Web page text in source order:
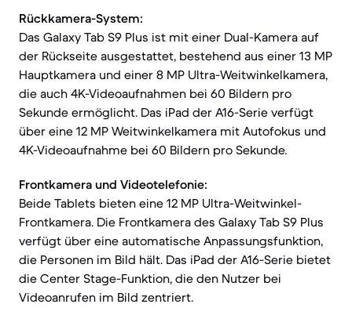
Rückkamera-System:
Das Galaxy Tab S9 Plus ist mit einer Dual-Kamera auf
der Rückseite ausgestattet, bestehend aus einer 13 MP
Hauptkamera und einer 8 MP Ultra-Weitwinkelkamera,
die auch 4K-Videoaufnahmen bei 60 Bildern pro
Sekunde ermöglicht. Das iPad der A16-Serie verfügt
über eine 12 MP Weitwinkelkamera mit Autofokus und
4K-Videoaufnahme bei 60 Bildern pro Sekunde.
Frontkamera und Videotelefonie:
Beide Tablets bieten eine 12 MP Ultra-Weitwinkel-
Frontkamera. Die Frontkamera des Galaxy Tab S9 Plus
verfügt über eine automatische Anpassungsfunktion,
die Personen im Bild hält. Das iPad der A16-Serie bietet
die Center Stage-Funktion, die den Nutzer bei
Videoanrufen im Bild zentriert.